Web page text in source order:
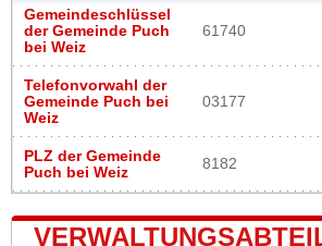
Gemeindeschlüssel
der Gemeinde Puch
bei Weiz
61740
Telefonvorwahl der
Gemeinde Puch bei
Weiz
03177
PLZ der Gemeinde
Puch bei Weiz
8182